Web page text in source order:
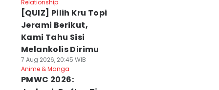
Relationship
[QUIZ] Pilih Kru Topi
Jerami Berikut,
Kami Tahu Sisi
Melankolis Dirimu
7 Aug 2026, 20:45 WIB
Anime & Manga
PMWC 2026: